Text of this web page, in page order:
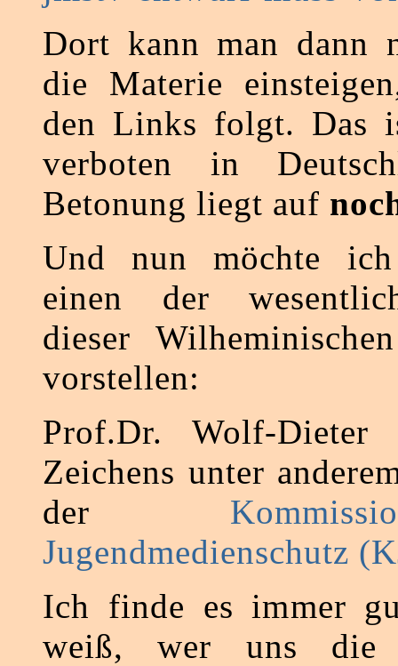
Dort kann man dann
die Materie
den Links folgt. Das
verboten in
Betonung liegt auf
Und nun möchte
einen der
dieser
vorstellen:
Prof.Dr. Wolf-Dieter
Zeichens unter
der
Jugendmedienschutz
Ich finde es immer
weiß, wer uns die